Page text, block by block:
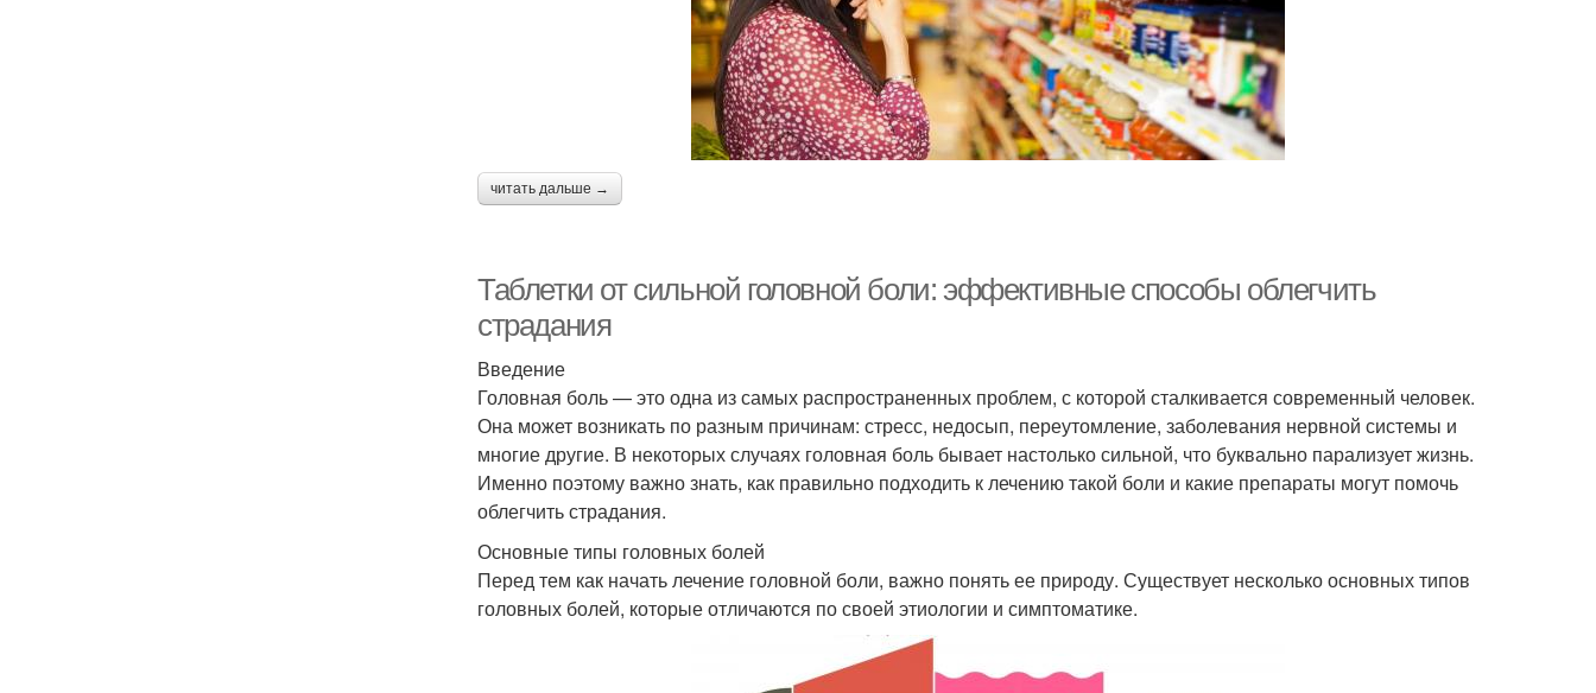
читать дальше →
Таблетки от сильной головной боли: эффективные способы облегчить
страдания
Введение
Головная боль — это одна из самых распространенных проблем, с которой сталкивается современный человек.
Она может возникать по разным причинам: стресс, недосып, переутомление, заболевания нервной системы и
многие другие. В некоторых случаях головная боль бывает настолько сильной, что буквально парализует жизнь.
Именно поэтому важно знать, как правильно подходить к лечению такой боли и какие препараты могут помочь
облегчить страдания.
Основные типы головных болей
Перед тем как начать лечение головной боли, важно понять ее природу. Существует несколько основных типов
головных болей, которые отличаются по своей этиологии и симптоматике.